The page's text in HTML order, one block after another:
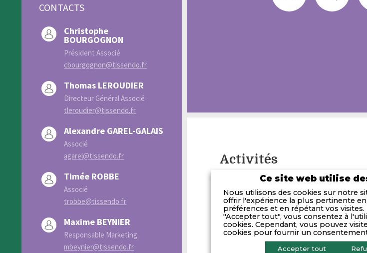
CONTACTS
Christophe
BOURGOGNON
Président Associé
cbourgognon@tissendo.fr
Thomas LEROUDIER
Directeur Général Associé
tleroudier@tissendo.fr
Alexandre GAREL-GALAIS
Associé
agarel@tissendo.fr
Timée ROBBE
Associé
trobbe@tissendo.fr
Maxime BEYNIER
Responsable Marketing
mbeynier@tissendo.fr
Activités
Tissendo est un cabinet d’expertise
dirigeants, entrepreneurs et
professionnel ne vaut pas sans
Nous accompagnons les décideurs
conseil, juridique, gestion de
courtage assurance, consolidation,
administrative… avec une offre
Ce site web utilise
Nous utilisons des cookies sur notre
offrir l'expérience la plus pertinente
préférences et en répétant vos visites.
"Accepter tout", vous consentez à
cookies. Cependant, vous pouvez
cookies pour fournir un
Accepter tout